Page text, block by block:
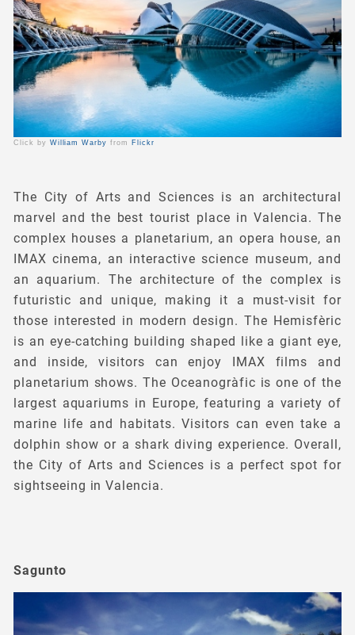
Click by William Warby from Flickr
The City of Arts and Sciences is an architectural
marvel and the best tourist place in Valencia. The
complex houses a planetarium, an opera house, an
IMAX cinema, an interactive science museum, and
an aquarium. The architecture of the complex is
futuristic and unique, making it a must-visit for
those interested in modern design. The Hemisfèric
is an eye-catching building shaped like a giant eye,
and inside, visitors can enjoy IMAX films and
planetarium shows. The Oceanogràfic is one of the
largest aquariums in Europe, featuring a variety of
marine life and habitats. Visitors can even take a
dolphin show or a shark diving experience. Overall,
the City of Arts and Sciences is a perfect spot for
sightseeing in Valencia.
Sagunto